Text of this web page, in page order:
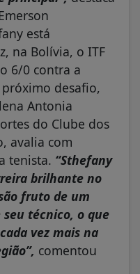
está
na Bolívia, o ITF
6/0 contra a
desafio,
Antonia
do Clube dos
avalia com
tenista. “Sthefany
brilhante no
fruto de um
técnico, o que
vez mais na
comentou